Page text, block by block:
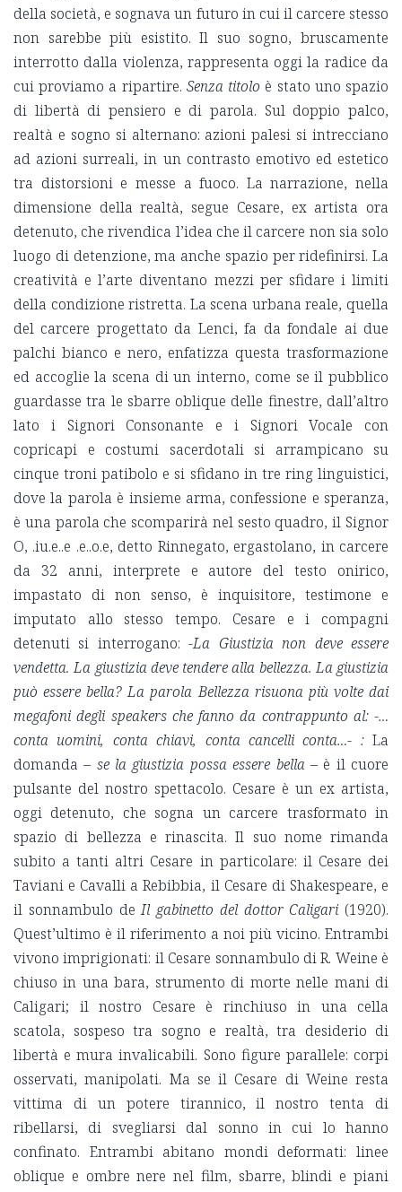
della società, e sognava un futuro in cui il carcere stesso
non sarebbe più esistito. Il suo sogno, bruscamente
interrotto dalla violenza, rappresenta oggi la radice da
cui proviamo a ripartire. Senza titolo è stato uno spazio
di libertà di pensiero e di parola. Sul doppio palco,
realtà e sogno si alternano: azioni palesi si intrecciano
ad azioni surreali, in un contrasto emotivo ed estetico
tra distorsioni e messe a fuoco. La narrazione, nella
dimensione della realtà, segue Cesare, ex artista ora
detenuto, che rivendica l’idea che il carcere non sia solo
luogo di detenzione, ma anche spazio per ridefinirsi. La
creatività e l’arte diventano mezzi per sfidare i limiti
della condizione ristretta. La scena urbana reale, quella
del carcere progettato da Lenci, fa da fondale ai due
palchi bianco e nero, enfatizza questa trasformazione
ed accoglie la scena di un interno, come se il pubblico
guardasse tra le sbarre oblique delle finestre, dall’altro
lato i Signori Consonante e i Signori Vocale con
copricapi e costumi sacerdotali si arrampicano su
cinque troni patibolo e si sfidano in tre ring linguistici,
dove la parola è insieme arma, confessione e speranza,
è una parola che scomparirà nel sesto quadro, il Signor
O, .iu.e..e .e..o.e, detto Rinnegato, ergastolano, in carcere
da 32 anni, interprete e autore del testo onirico,
impastato di non senso, è inquisitore, testimone e
imputato allo stesso tempo. Cesare e i compagni
detenuti si interrogano: -La Giustizia non deve essere
vendetta. La giustizia deve tendere alla bellezza. La giustizia
può essere bella? La parola Bellezza risuona più volte dai
megafoni degli speakers che fanno da contrappunto al: -…
conta uomini, conta chiavi, conta cancelli conta…- : La
domanda – se la giustizia possa essere bella– è il cuore
pulsante del nostro spettacolo. Cesare è un ex artista,
oggi detenuto, che sogna un carcere trasformato in
spazio di bellezza e rinascita. Il suo nome rimanda
subito a tanti altri Cesare in particolare: il Cesare dei
Taviani e Cavalli a Rebibbia, il Cesare di Shakespeare, e
il sonnambulo deIl gabinetto del dottor Caligari (1920).
Quest’ultimo è il riferimento a noi più vicino. Entrambi
vivono imprigionati: il Cesare sonnambulo di R. Weine è
chiuso in una bara, strumento di morte nelle mani di
Caligari; il nostro Cesare è rinchiuso in una cella
scatola, sospeso tra sogno e realtà, tra desiderio di
libertà e mura invalicabili. Sono figure parallele: corpi
osservati, manipolati. Ma se il Cesare di Weine resta
vittima di un potere tirannico, il nostro tenta di
ribellarsi, di svegliarsi dal sonno in cui lo hanno
confinato. Entrambi abitano mondi deformati: linee
oblique e ombre nere nel film, sbarre, blindi e piani